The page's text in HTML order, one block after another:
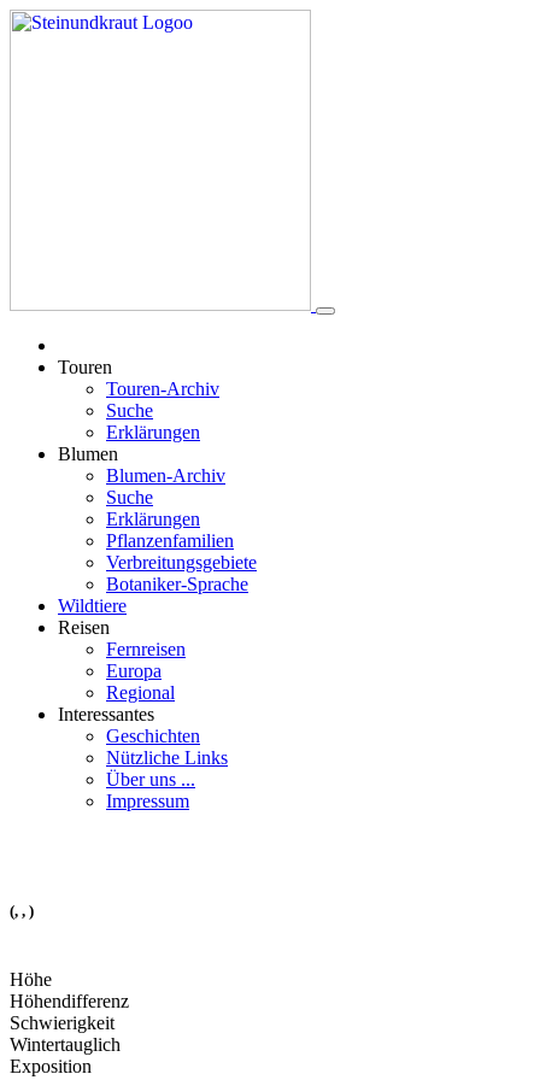
Touren
Touren-Archiv
Suche
Erklärungen
Blumen
Blumen-Archiv
Suche
Erklärungen
Pflanzenfamilien
Verbreitungsgebiete
Botaniker-Sprache
Wildtiere
Reisen
Fernreisen
Europa
Regional
Interessantes
Geschichten
Nützliche Links
Über uns ...
Impressum
(, , )
Höhe
Höhendifferenz
Schwierigkeit
Wintertauglich
Exposition